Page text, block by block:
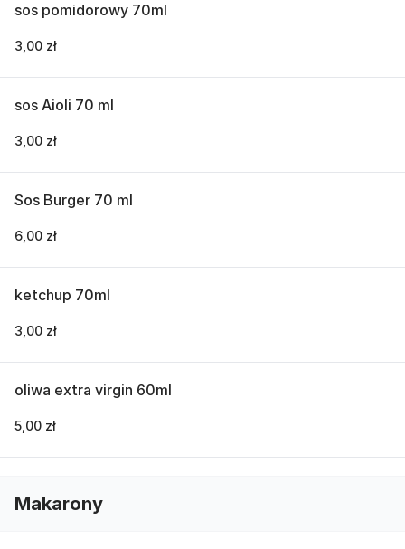
sos pomidorowy 70ml
3,00 zł
sos Aioli 70 ml
3,00 zł
Sos Burger 70 ml
6,00 zł
ketchup 70ml
3,00 zł
oliwa extra virgin 60ml
5,00 zł
Makarony